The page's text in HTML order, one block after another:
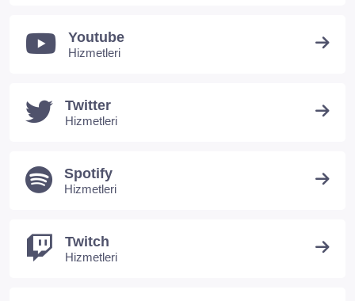
Youtube
Hizmetleri
Twitter
Hizmetleri
Spotify
Hizmetleri
Twitch
Hizmetleri